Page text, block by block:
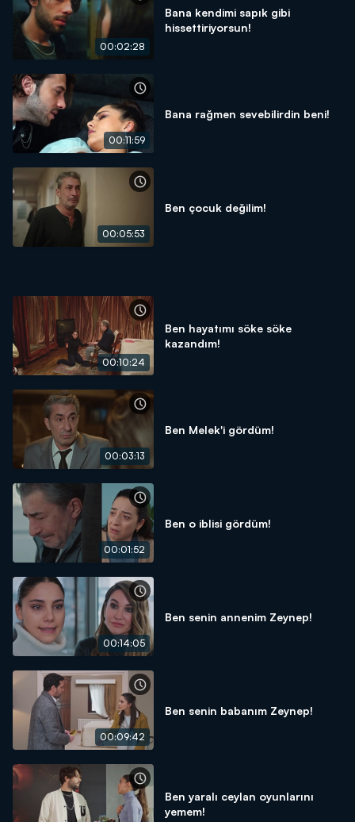
00:02:28
Bana kendimi sapık gibi
hissettiriyorsun!
00:11:59
Bana rağmen sevebilirdin beni!
00:05:53
Ben çocuk değilim!
00:10:24
Ben hayatımı söke söke
kazandım!
00:03:13
Ben Melek'i gördüm!
00:01:52
Ben o iblisi gördüm!
00:14:05
Ben senin annenim Zeynep!
00:09:42
Ben senin babanım Zeynep!
Ben yaralı ceylan oyunlarını
yemem!